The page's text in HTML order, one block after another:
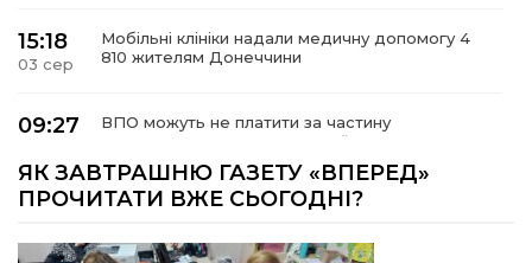
15:18
03 сер
Мобільні клініки надали медичну допомогу 4
810 жителям Донеччини
09:27
ВПО можуть не платити за частину
комунальних послуг: про що йдеться
14:12
Досі ВПО? Юристка розповіла, коли
внутрішньо переміщеної особи
ЯК ЗАВТРАШНЮ ГАЗЕТУ «ВПЕРЕД»
ПРОЧИТАТИ ВЖЕ СЬОГОДНІ?